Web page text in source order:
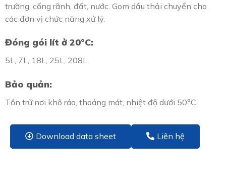
trường, cống rãnh, đất, nước. Gom dầu thải chuyển cho
các đơn vị chức năng xử lý.
Đóng gói lít ở 20°C:
5L, 7L, 18L, 25L, 208L
Bảo quản:
Tồn trữ nơi khô ráo, thoáng mát, nhiệt độ dưới 50°C.
Download data sheet Liên hệ